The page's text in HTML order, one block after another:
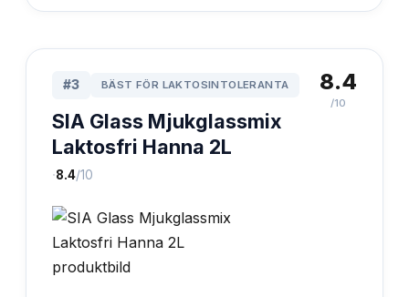
#3 BÄST FÖR LAKTOSINTOLERANTA
SIA Glass Mjukglassmix
Laktosfri Hanna 2L
·8.4/10
8.4
/10